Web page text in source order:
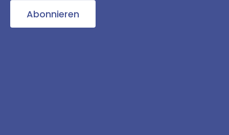
Abonnieren